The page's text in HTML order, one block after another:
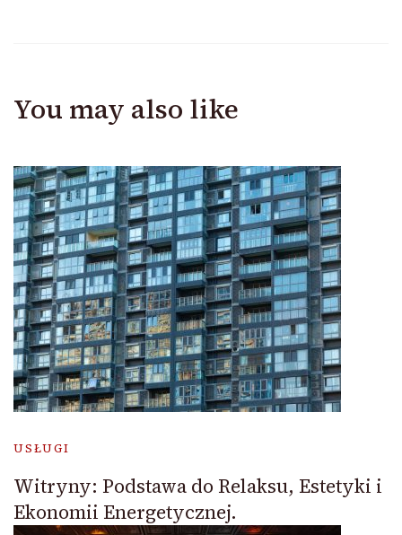
You may also like
USŁUGI
Witryny: Podstawa do Relaksu, Estetyki i
Ekonomii Energetycznej.